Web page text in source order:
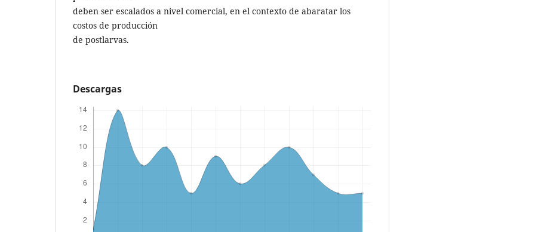
deben ser escalados a nivel comercial, en el contexto de abaratar los
costos de producción
de postlarvas.
Descargas